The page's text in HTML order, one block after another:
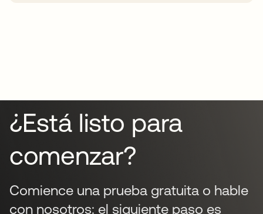
¿Está listo para
comenzar?
Comience una prueba gratuita o hable
con nosotros: el siguiente paso es